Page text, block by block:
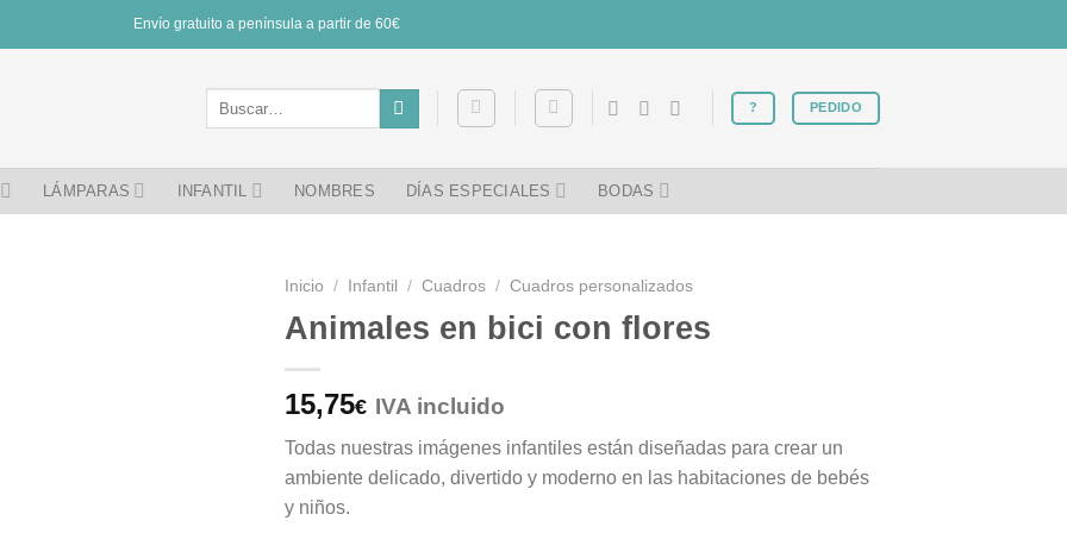
Envío gratuito a península a partir de 60€
? PEDIDO
LÁMPARAS INFANTIL NOMBRES DÍAS ESPECIALES BODAS
Inicio / Infantil / Cuadros / Cuadros personalizados
Animales en bici con flores
15,75€ IVA incluido
Todas nuestras imágenes infantiles están diseñadas para crear un
ambiente delicado, divertido y moderno en las habitaciones de bebés
y niños.